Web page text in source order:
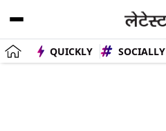
QUICKLY SOCIALLY